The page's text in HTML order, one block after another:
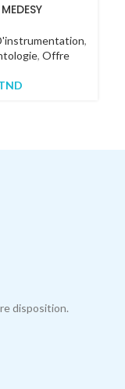
,
, Offre
disposition.